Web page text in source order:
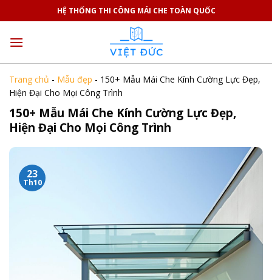
to
content
HỆ THỐNG THI CÔNG MÁI CHE TOÀN QUỐC
Trang chủ - Mẫu đẹp - 150+ Mẫu Mái Che Kính Cường Lực Đẹp,
Hiện Đại Cho Mọi Công Trình
150+ Mẫu Mái Che Kính Cường Lực Đẹp,
Hiện Đại Cho Mọi Công Trình
23
Th10